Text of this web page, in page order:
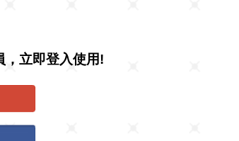
立即登入使用!